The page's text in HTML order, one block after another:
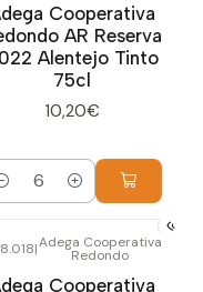
Cooperativa
AR Reserva
Alentejo Tinto
75cl
10,20€
|Adega Cooperativa
Redondo
Cooperativa